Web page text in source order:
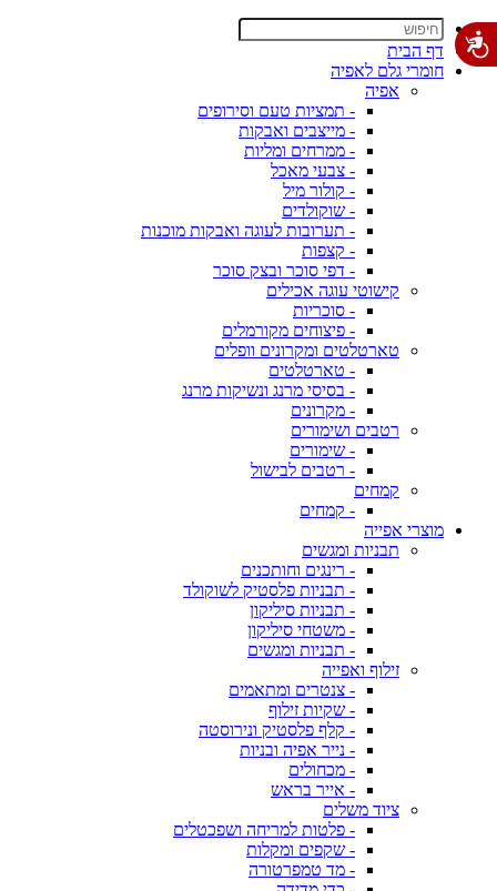
דף הבית
חומרי גלם לאפיה
אפיה
- תמציות טעם וסירופים
- מייצבים ואבקות
- ממרחים ומליות
- צבעי מאכל
- קולור מיל
- שוקולדים
- תערובות לעוגה ואבקות מוכנות
- קצפות
- דפי סוכר ובצק סוכר
קישוטי עוגה אכילים
- סוכריות
- פיצוחים מקורמלים
טארטלטים ומקרונים וופלים
- טארטלטים
- בסיסי מרנג ונשיקות מרנג
- מקרונים
רטבים ושימורים
- שימורים
- רטבים לבישול
קמחים
- קמחים
מוצרי אפייה
תבניות ומגשים
- רינגים וחותכנים
- תבניות פלסטיק לשוקולד
- תבניות סיליקון
- משטחי סיליקון
- תבניות ומגשים
זילוף ואפייה
- צנטרים ומתאמים
- שקיות זילוף
- קלף פלסטיק ונירוסטה
- נייר אפיה ובניות
- מכחולים
- אייר בראש
ציוד משלים
- פלטות למריחה ושפכטלים
- שקפים ומקלות
- מד טמפרטורה